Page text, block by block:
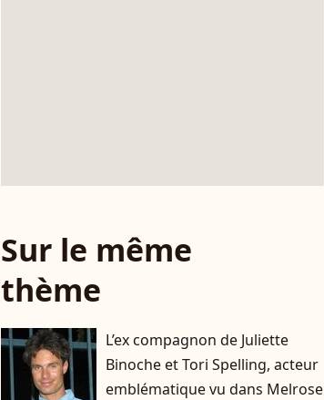
Sur le même
thème
L’ex compagnon de Juliette
Binoche et Tori Spelling, acteur
emblématique vu dans Melrose